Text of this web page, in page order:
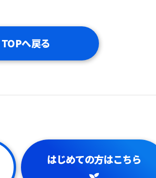
TOPへ戻る
はじめての方はこちら